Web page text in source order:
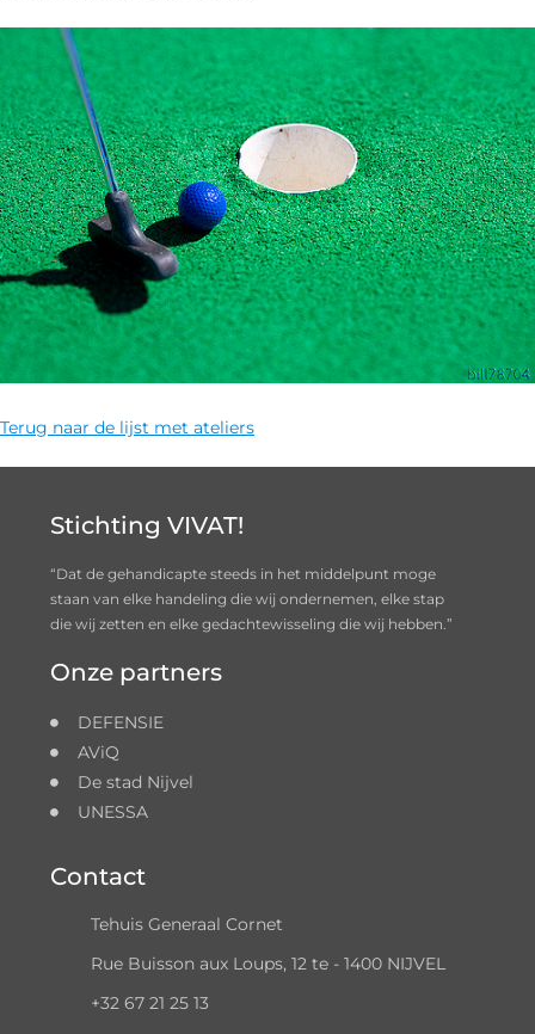
Terug naar de lijst met ateliers
Stichting VIVAT!
“Dat de gehandicapte steeds in het middelpunt moge
staan van elke handeling die wij ondernemen, elke stap
die wij zetten en elke gedachtewisseling die wij hebben.”
Onze partners
DEFENSIE
AViQ
De stad Nijvel
UNESSA
Contact
Tehuis Generaal Cornet
Rue Buisson aux Loups, 12 te - 1400 NIJVEL
+32 67 21 25 13